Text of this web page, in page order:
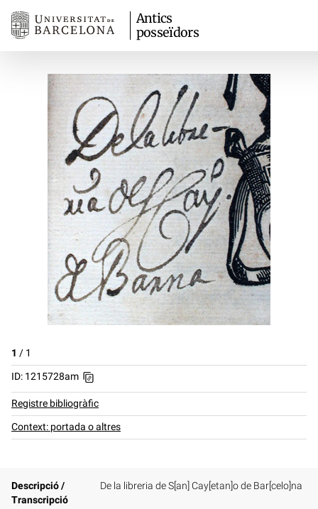
Antics
posseïdors
1 / 1
ID: 1215728am
Registre bibliogràfic
Context: portada o altres
Descripció /
Transcripció
De la libreria de S[an] Cay[etan]o de Bar[celo]na